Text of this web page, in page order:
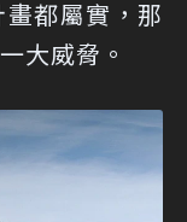
都屬實，那
大威脅。